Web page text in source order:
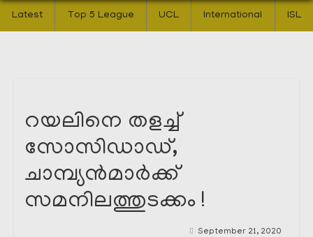
Latest Top 5 League UCL International ISL
റയലിനെ തളച്ച്
സോസിഡാഡ്,
ചാമ്പ്യൻമാർക്ക്
സമനിലത്തുടക്കം !
September 21, 2020